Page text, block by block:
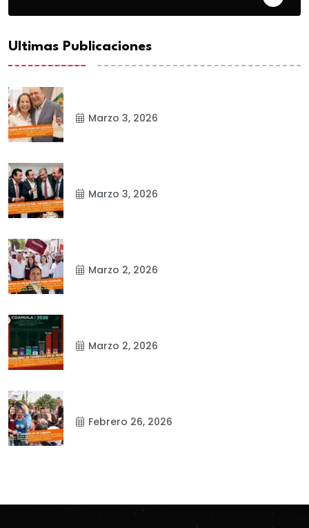
Ultimas Publicaciones
Marzo 3, 2026
Marzo 3, 2026
Marzo 2, 2026
Marzo 2, 2026
Febrero 26, 2026